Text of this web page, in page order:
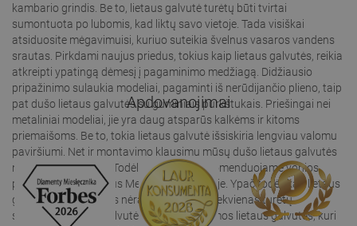
kambario grindis. Be to, lietaus galvutė turėtų būti tvirtai
sumontuota po lubomis, kad liktų savo vietoje. Tada visiškai
atsiduosite mėgavimuisi, kuriuo suteikia švelnus vasaros vandens
srautas. Pirkdami naujus priedus, tokius kaip lietaus galvutės, reikia
atkreipti ypatingą dėmesį į pagaminimo medžiagą. Didžiausio
pripažinimo sulaukia modeliai, pagaminti iš nerūdijančio plieno, taip
pat dušo lietaus galvutės su guminiais purkštukais. Priešingai nei
metaliniai modeliai, jie yra daug atsparūs kalkėms ir kitoms
priemaišoms. Be to, tokia lietaus galvutė išsiskiria lengviau valomu
paviršiumi. Net ir montavimo klausimu mūsų dušo lietaus galvutės
nesukelia problemų. Todėl nuoširdžiai rekomenduojame vonios
produktus, prieinamus Mexen parduotuvėje. Ypač todėl, kad lietaus
galvutės montavimas nėra sudėtingas - kiekvienas turėtų
susitvarkyti! Dušo galvutė nepakeis tinkamos lietaus galvutės, kuri
Apdovanojimai